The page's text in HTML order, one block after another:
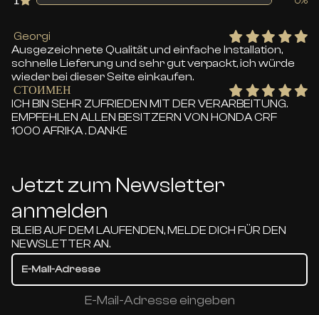
Georgi
Ausgezeichnete Qualität und einfache Installation,
schnelle Lieferung und sehr gut verpackt, ich würde
wieder bei dieser Seite einkaufen.
СТОИМЕН
ICH BIN SEHR ZUFRIEDEN MIT DER VERARBEITUNG.
EMPFEHLEN ALLEN BESITZERN VON HONDA CRF
1000 AFRIKA . DANKE
Jetzt zum Newsletter
anmelden
BLEIB AUF DEM LAUFENDEN, MELDE DICH FÜR DEN
NEWSLETTER AN.
E-Mail-Adresse eingeben